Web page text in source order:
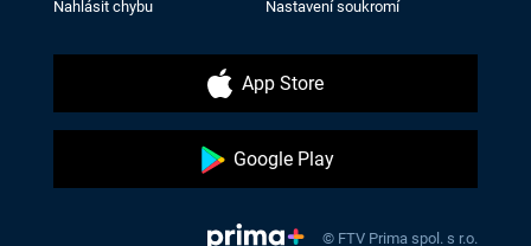
Nahlásit chybu Nastavení soukromí
App Store
Google Play
© FTV Prima spol. s r.o.